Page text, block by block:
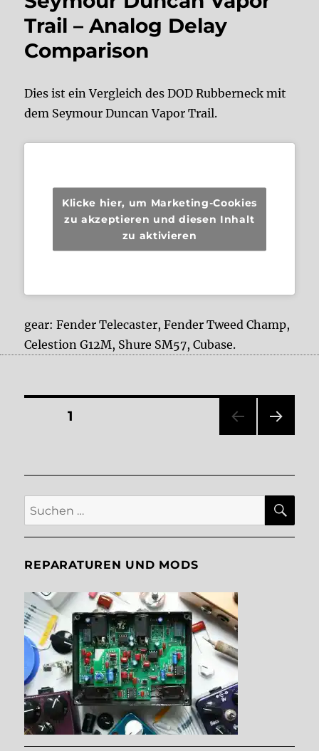
Trail – Analog Delay
Comparison
Dies ist ein Vergleich des DOD Rubberneck mit
dem Seymour Duncan Vapor Trail.
Klicke hier, um Marketing-Cookies
zu akzeptieren und diesen Inhalt
zu aktivieren
gear: Fender Telecaster, Fender Tweed Champ,
Celestion G12M, Shure SM57, Cubase.
Seitennummerierung
SEITE1
Suche
nach:
REPARATUREN UND MODS